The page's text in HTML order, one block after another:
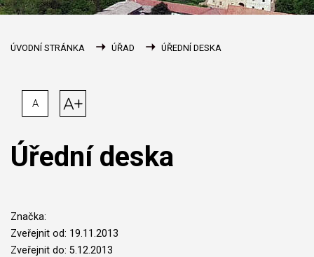
ÚVODNÍ STRÁNKA ÚŘAD ÚŘEDNÍ DESKA
A A+
Úřední deska
Značka:
Zveřejnit od: 19.11.2013
Zveřejnit do: 5.12.2013